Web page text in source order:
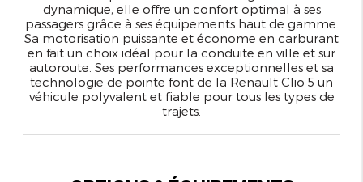
dynamique, elle offre un confort optimal à ses
passagers grâce à ses équipements haut de gamme.
Sa motorisation puissante et économe en carburant
en fait un choix idéal pour la conduite en ville et sur
autoroute. Ses performances exceptionnelles et sa
technologie de pointe font de la Renault Clio 5 un
véhicule polyvalent et fiable pour tous les types de
trajets.